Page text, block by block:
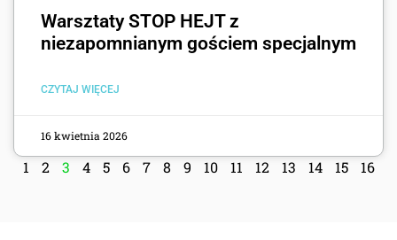
Warsztaty STOP HEJT z
niezapomnianym gościem specjalnym
CZYTAJ WIĘCEJ
16 kwietnia 2026
1 2 3 4 5 6 7 8 9 10 11 12 13 14 15 16